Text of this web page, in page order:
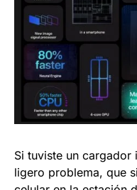
Si tuviste un cargador
ligero problema, que